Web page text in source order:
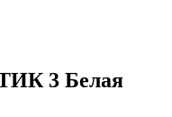
3 Белая